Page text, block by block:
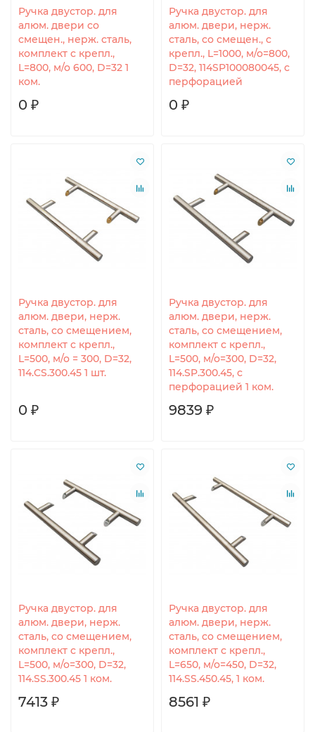
Ручка двустор. для
алюм. двери со
смещен., нерж. сталь,
комплект с крепл.,
L=800, м/о 600, D=32 1
ком.
0 ₽
Ручка двустор. для
алюм. двери, нерж.
сталь, со смещен., с
крепл., L=1000, м/о=800,
D=32, 114SP100080045, с
перфорацией
0 ₽
Ручка двустор. для
алюм. двери, нерж.
сталь, со смещением,
комплект с крепл.,
L=500, м/о = 300, D=32,
114.CS.300.45 1 шт.
0 ₽
Ручка двустор. для
алюм. двери, нерж.
сталь, со смещением,
комплект с крепл.,
L=500, м/о=300, D=32,
114.SP.300.45, с
перфорацией 1 ком.
9839 ₽
Ручка двустор. для
алюм. двери, нерж.
сталь, со смещением,
комплект с крепл.,
L=500, м/о=300, D=32,
114.SS.300.45 1 ком.
7413 ₽
Ручка двустор. для
алюм. двери, нерж.
сталь, со смещением,
комплект с крепл.,
L=650, м/о=450, D=32,
114.SS.450.45, 1 ком.
8561 ₽